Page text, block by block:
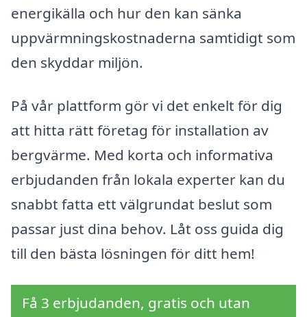
energikälla och hur den kan sänka
uppvärmningskostnaderna samtidigt som
den skyddar miljön.
På vår plattform gör vi det enkelt för dig
att hitta rätt företag för installation av
bergvärme. Med korta och informativa
erbjudanden från lokala experter kan du
snabbt fatta ett välgrundat beslut som
passar just dina behov. Låt oss guida dig
till den bästa lösningen för ditt hem!
Få 3 erbjudanden, gratis och utan